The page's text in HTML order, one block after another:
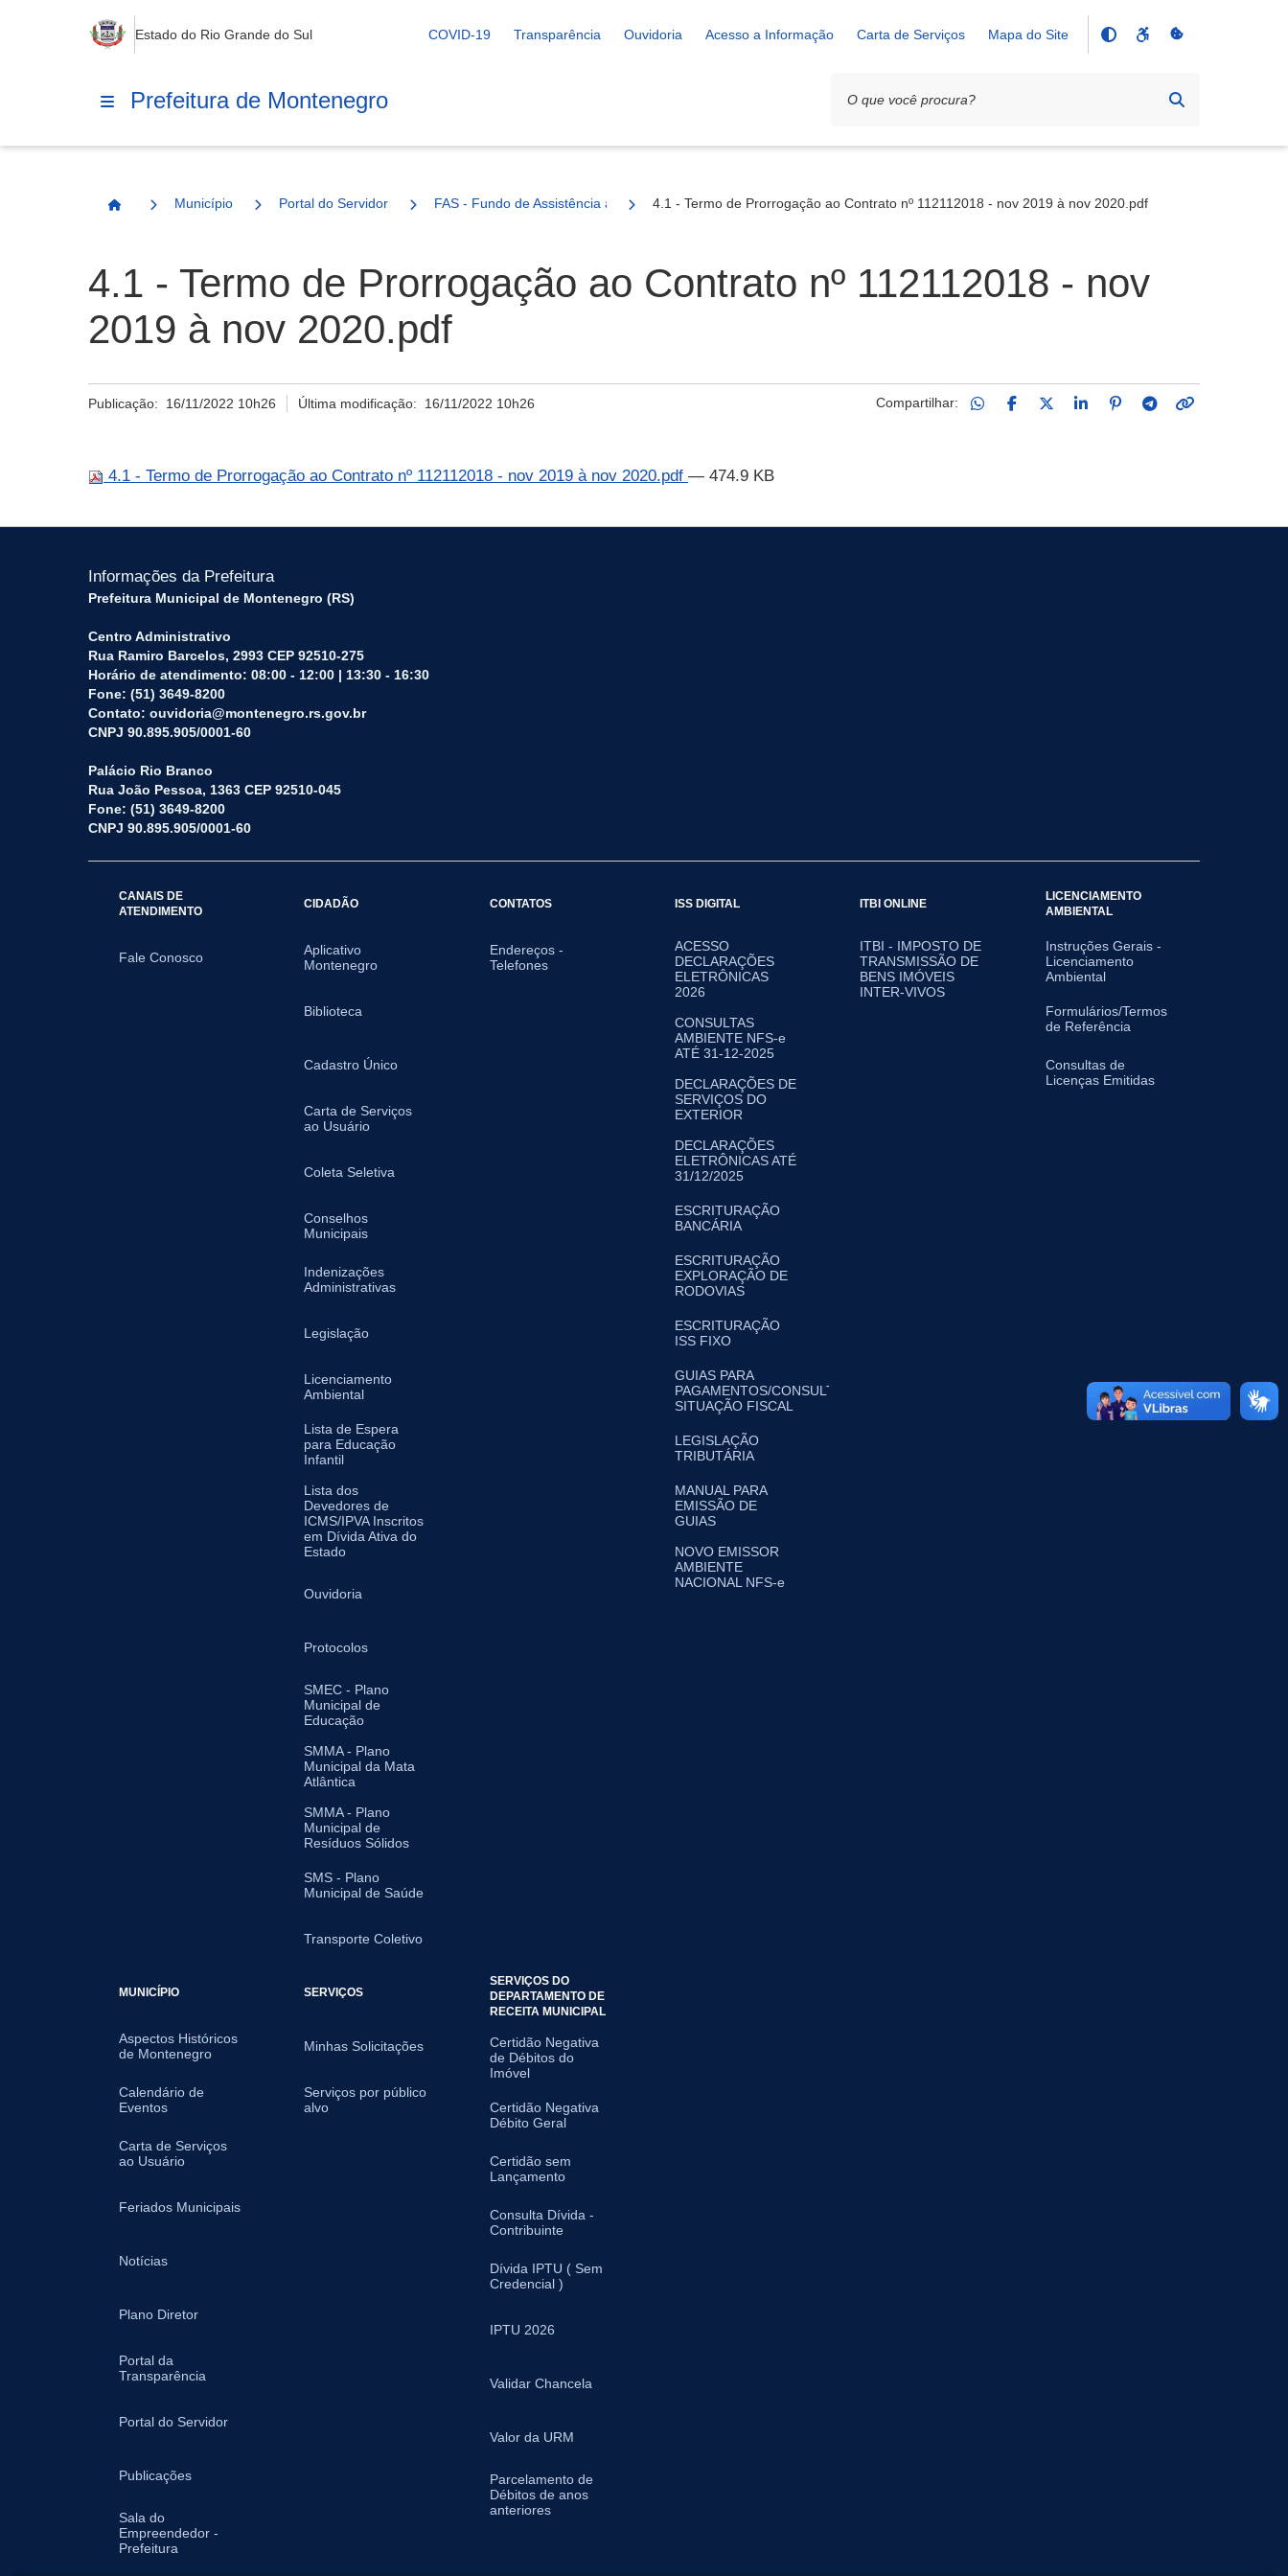
Estado do Rio Grande do Sul COVID-19 Transparência Ouvidoria Acesso a Informação Carta de Serviços Mapa do Site
Prefeitura de Montenegro
Página Inicial
Município Portal do Servidor FAS - Fundo de Assistência a Saúde4.1 - Termo de Prorrogação ao Contrato nº 112112018 - nov 2019 à nov 2020.pdf
4.1 - Termo de Prorrogação ao Contrato nº 112112018 - nov
2019 à nov 2020.pdf
Publicação: 16/11/2022 10h26 Última modificação: 16/11/2022 10h26 Compartilhar:
4.1 - Termo de Prorrogação ao Contrato nº 112112018 - nov 2019 à nov 2020.pdf — 474.9 KB
Informações da Prefeitura
Prefeitura Municipal de Montenegro (RS)
Centro Administrativo
Rua Ramiro Barcelos, 2993 CEP 92510-275
Horário de atendimento: 08:00 - 12:00 | 13:30 - 16:30
Fone: (51) 3649-8200
Contato: ouvidoria@montenegro.rs.gov.br
CNPJ 90.895.905/0001-60
Palácio Rio Branco
Rua João Pessoa, 1363 CEP 92510-045
Fone: (51) 3649-8200
CNPJ 90.895.905/0001-60
CANAIS DE
ATENDIMENTO
Fale Conosco
CIDADÃO
Aplicativo
Montenegro
Biblioteca
Cadastro Único
Carta de Serviços
ao Usuário
Coleta Seletiva
Conselhos
Municipais
Indenizações
Administrativas
Legislação
Licenciamento
Ambiental
Lista de Espera
para Educação
Infantil
Lista dos
Devedores de
ICMS/IPVA Inscritos
em Dívida Ativa do
Estado
Ouvidoria
Protocolos
SMEC - Plano
Municipal de
Educação
SMMA - Plano
Municipal da Mata
Atlântica
SMMA - Plano
Municipal de
Resíduos Sólidos
SMS - Plano
Municipal de Saúde
Transporte Coletivo
CONTATOS
Endereços -
Telefones
ISS DIGITAL
ACESSO
DECLARAÇÕES
ELETRÔNICAS
2026
CONSULTAS
AMBIENTE NFS-e
ATÉ 31-12-2025
DECLARAÇÕES DE
SERVIÇOS DO
EXTERIOR
DECLARAÇÕES
ELETRÔNICAS ATÉ
31/12/2025
ESCRITURAÇÃO
BANCÁRIA
ESCRITURAÇÃO
EXPLORAÇÃO DE
RODOVIAS
ESCRITURAÇÃO
ISS FIXO
GUIAS PARA
PAGAMENTOS/CONSULTA
SITUAÇÃO FISCAL
LEGISLAÇÃO
TRIBUTÁRIA
MANUAL PARA
EMISSÃO DE
GUIAS
NOVO EMISSOR
AMBIENTE
NACIONAL NFS-e
ITBI ONLINE
ITBI - IMPOSTO DE
TRANSMISSÃO DE
BENS IMÓVEIS
INTER-VIVOS
LICENCIAMENTO
AMBIENTAL
Instruções Gerais -
Licenciamento
Ambiental
Formulários/Termos
de Referência
Consultas de
Licenças Emitidas
MUNICÍPIO
Aspectos Históricos
de Montenegro
Calendário de
Eventos
Carta de Serviços
ao Usuário
Feriados Municipais
Notícias
Plano Diretor
Portal da
Transparência
Portal do Servidor
Publicações
Sala do
Empreendedor -
Prefeitura
SERVIÇOS
Minhas Solicitações
Serviços por público
alvo
SERVIÇOS DO
DEPARTAMENTO DE
RECEITA MUNICIPAL
Certidão Negativa
de Débitos do
Imóvel
Certidão Negativa
Débito Geral
Certidão sem
Lançamento
Consulta Dívida -
Contribuinte
Dívida IPTU ( Sem
Credencial )
IPTU 2026
Validar Chancela
Valor da URM
Parcelamento de
Débitos de anos
anteriores